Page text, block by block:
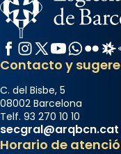
Facebook
Instagram
X / Twitter
YouTubeFlickr
Contacto y
C. del Bisbe, 5
08002 Barcelona
Telf. 93 270 10 10
secgral@arqbcn.cat
Horario de